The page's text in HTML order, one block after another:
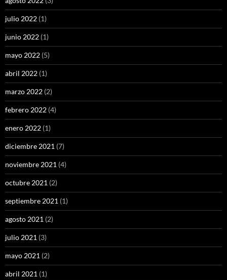
julio 2022 (1)
junio 2022 (1)
mayo 2022 (5)
abril 2022 (1)
marzo 2022 (2)
febrero 2022 (4)
enero 2022 (1)
diciembre 2021 (7)
noviembre 2021 (4)
octubre 2021 (2)
septiembre 2021 (1)
agosto 2021 (2)
julio 2021 (3)
mayo 2021 (2)
abril 2021 (1)